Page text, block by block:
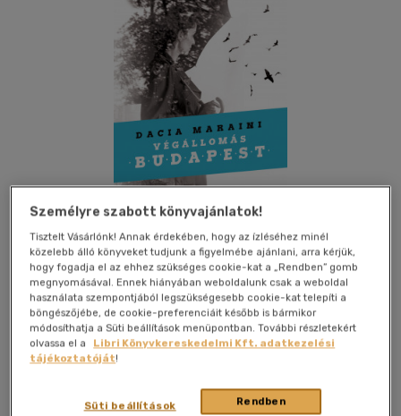
Kívánságlistához adom Megosztom
(1 vélemény)
Jaffa Kiadó És Kereskedelmi Kft
Személyre szabott könyvajánlatok!
Tisztelt Vásárlónk! Annak érdekében, hogy az ízléséhez minél
közelebb álló könyveket tudjunk a figyelmébe ajánlani, arra kérjük,
hogy fogadja el az ehhez szükséges cookie-kat a „Rendben” gomb
megnyomásával. Ennek hiányában weboldalunk csak a weboldal
használata szempontjából legszükségesebb cookie-kat telepíti a
böngészőjébe, de cookie-preferenciáit később is bármikor
módosíthatja a Süti beállítások menüpontban. További részletekért
olvassa el a
Libri Könyvkereskedelmi Kft. adatkezelési
tájékoztatóját!
Rendben
Süti beállítások